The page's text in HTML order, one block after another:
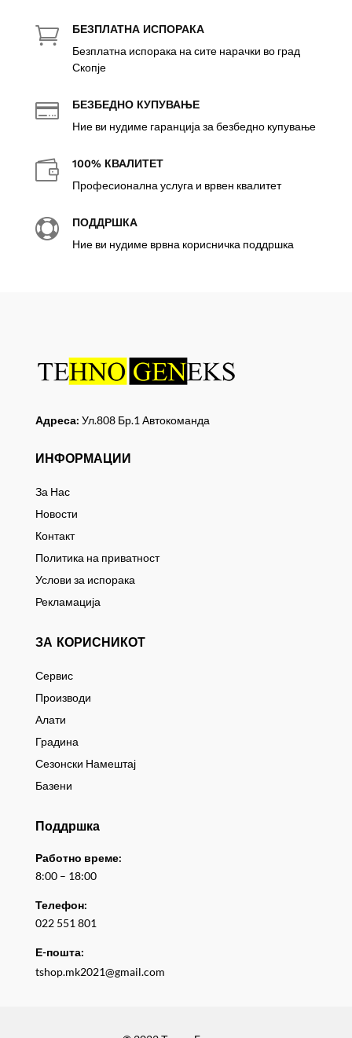
 БЕЗПЛАТНА ИСПОРАКА
Безплатна испорака на сите нарачки во град
Скопје
 БЕЗБЕДНО КУПУВАЊЕ
Ние ви нудиме гаранција за безбедно купување
 100% КВАЛИТЕТ
Професионална услуга и врвен квалитет
 ПОДДРШКА
Ние ви нудиме врвна корисничка поддршка
Адреса: Ул.808 Бр.1 Автокоманда
ИНФОРМАЦИИ
За Нас
Новости
Контакт
Политика на приватност
Услови за испорака
Рекламација
ЗА КОРИСНИКОТ
Сервис
Производи
Алати
Градина
Сезонски Намештај
Базени
Поддршка
Работно време:
8:00 – 18:00
Телефон:
022 551 801
Е-пошта:
tshop.mk2021@gmail.com